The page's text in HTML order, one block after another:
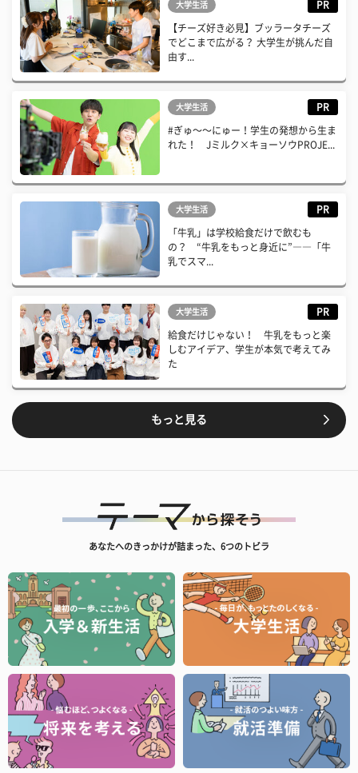
大学生活 PR
【チーズ好き必見】ブッラータチーズ
でどこまで広がる？ 大学生が挑んだ自
由す...
大学生活 PR
#ぎゅ〜〜にゅー！学生の発想から生ま
れた！ Jミルク×キョーソウPROJE...
大学生活 PR
「牛乳」は学校給食だけで飲むも
の？ “牛乳をもっと身近に”――「牛
乳でスマ...
大学生活 PR
給食だけじゃない！ 牛乳をもっと楽
しむアイデア、学生が本気で考えてみ
た
もっと見る
あなたへのきっかけが詰まった、6つのトビラ